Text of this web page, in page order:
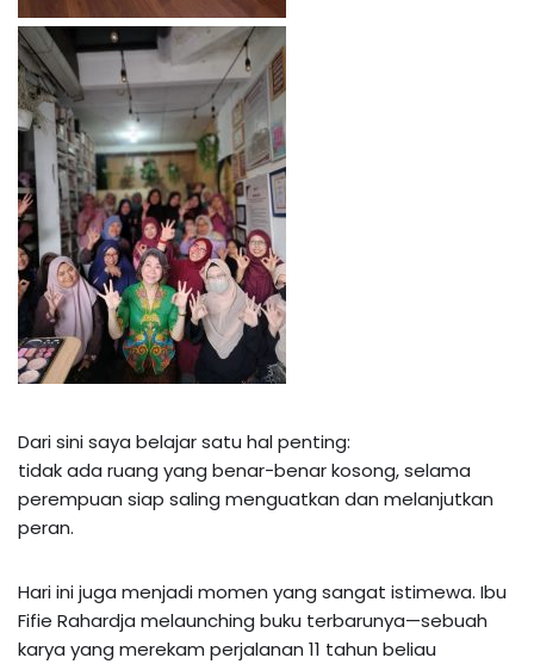
Dari sini saya belajar satu hal penting:
tidak ada ruang yang benar-benar kosong, selama
perempuan siap saling menguatkan dan melanjutkan
peran.
Hari ini juga menjadi momen yang sangat istimewa. Ibu
Fifie Rahardja melaunching buku terbarunya—sebuah
karya yang merekam perjalanan 11 tahun beliau